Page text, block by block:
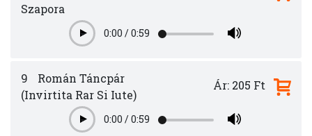
Szapora
Play0:00 /0:59
9
Román Táncpár
(Invirtita Rar Si Iute)
Play0:00 /0:59
Ár: 205 Ft